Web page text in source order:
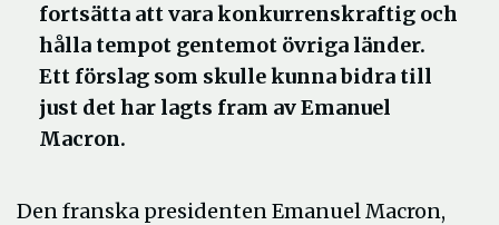
fortsätta att vara konkurrenskraftig och
hålla tempot gentemot övriga länder.
Ett förslag som skulle kunna bidra till
just det har lagts fram av Emanuel
Macron.
Den franska presidenten Emanuel Macron,